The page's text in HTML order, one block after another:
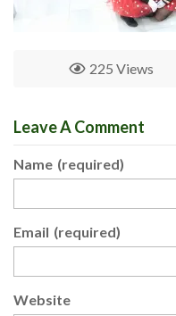
225 Views
Leave A Comment
Name (required)
Email (required)
Website